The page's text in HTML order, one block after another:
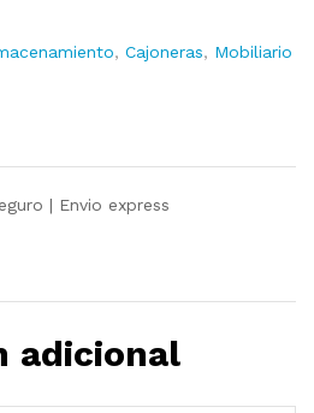
, Cajoneras, Mobiliario
| Envio express
adicional